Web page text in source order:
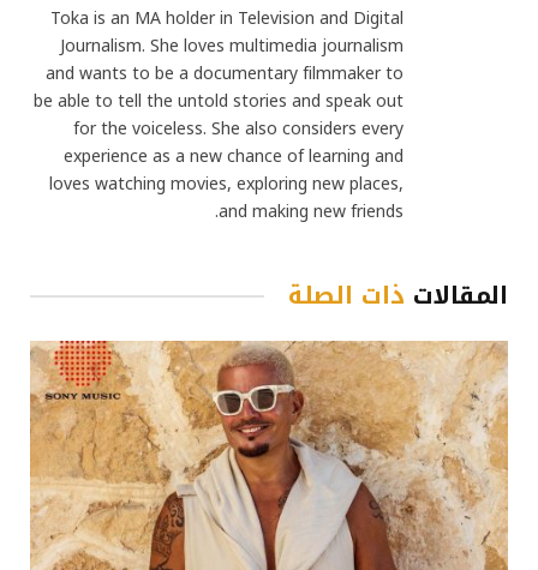
Toka is an MA holder in Television and Digital
Journalism. She loves multimedia journalism
and wants to be a documentary filmmaker to
be able to tell the untold stories and speak out
for the voiceless. She also considers every
experience as a new chance of learning and
loves watching movies, exploring new places,
and making new friends.
المقالات ذات الصلة